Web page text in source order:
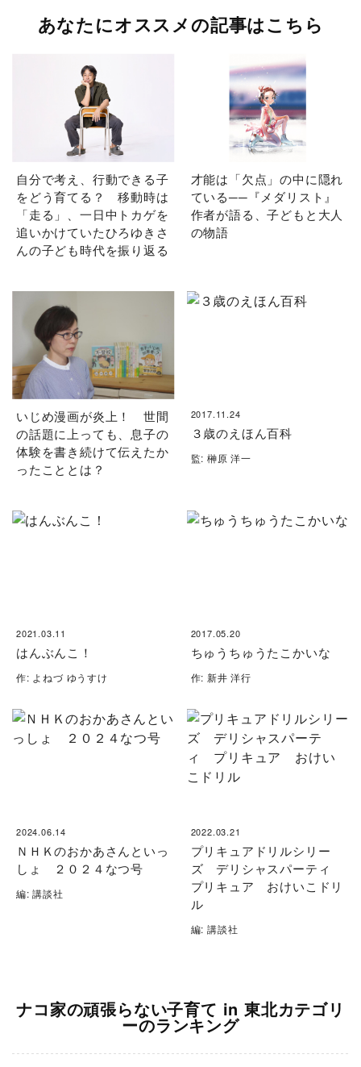
あなたにオススメの記事はこちら
自分で考え、行動できる子
をどう育てる？ 移動時は
「走る」、一日中トカゲを
追いかけていたひろゆきさ
んの子ども時代を振り返る
才能は「欠点」の中に隠れ
ている──『メダリスト』
作者が語る、子どもと大人
の物語
いじめ漫画が炎上！ 世間
の話題に上っても、息子の
体験を書き続けて伝えたか
ったこととは？
2017.11.24
３歳のえほん百科
監: 榊原 洋一
2021.03.11
はんぶんこ！
作: よねづ ゆうすけ
2017.05.20
ちゅうちゅうたこかいな
作: 新井 洋行
2024.06.14
ＮＨＫのおかあさんといっ
しょ ２０２４なつ号
編: 講談社
2022.03.21
プリキュアドリルシリー
ズ デリシャスパーティ
プリキュア おけいこドリ
ル
編: 講談社
ナコ家の頑張らない子育て in 東北カテゴリ
ーのランキング